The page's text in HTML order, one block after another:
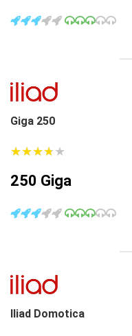
Giga 250
★★★★★
★★★★★
250 Giga
Iliad Domotica